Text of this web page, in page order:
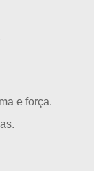
e força.